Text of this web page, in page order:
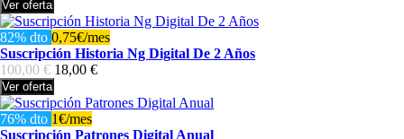
Ver oferta
82% dto 0,75€/mes
Suscripción Historia Ng Digital De 2 Años
100,00 € 18,00 €
Ver oferta
76% dto 1€/mes
Suscripción Patrones Digital Anual